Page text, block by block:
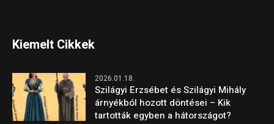
Kiemelt Cikkek
2026.01.18.
Szilágyi Erzsébet és Szilágyi Mihály
árnyékból hozott döntései – Kik
tartották egyben a hátországot?